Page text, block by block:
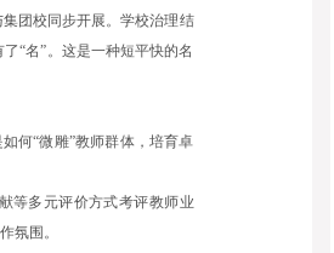
团校同步开展。学校治理结
“名”。这是一种短平快的名
何“微雕”教师群体，培育卓
等多元评价方式考评教师业
氛围。